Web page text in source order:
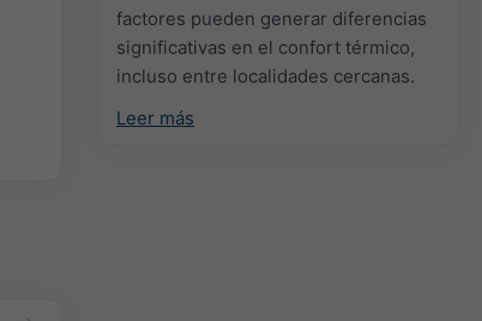
factores pueden generar diferencias
significativas en el confort térmico,
incluso entre localidades cercanas.
Leer más